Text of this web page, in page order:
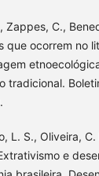
Zappes, C.,
que ocorrem no
tradicional.
L. S., Oliveira,
e